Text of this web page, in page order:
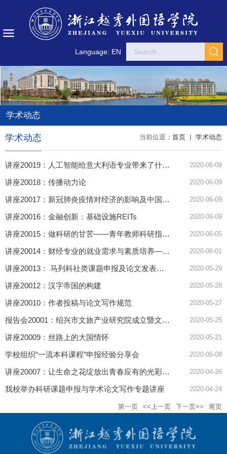
Language: EN
学术动态
当前位置： 首页 学术动态
学术动态
讲座20019：人工智能给意大利语专业带来了什么？ 2020-06-09
讲座20018：传播动力论 2020-06-09
讲座20017：新冠肺炎疫情对经济的影响及中国的应对策略 2020-06-09
讲座20016：金融创新：基础设施REITs 2020-06-09
讲座20015：做科研的甘苦——青年教师科研指导讲座 2020-06-05
讲座20014：财经专业的就业需求与素质培养——以投资学为例 2020-06-01
讲座20013： 马列科社类课题申报及论文发表的得与失 2020-05-29
讲座20012：汉字帝国的构建 2020-05-28
讲座20010：作者投稿与论文写作规范 2020-05-27
报告会20001：绍兴市文旅产业研究院成立暨文旅国际网开通仪式 2020-05-25
讲座20009：丝路上的大国情怀 2020-05-21
学校组织“一流本科课程”申报经验分享会 2020-05-08
讲座20007：让生命之花绽放出青春应有的光彩——谈大学生涯规划与管理 2020-04-26
我校举办科研课题申报与学术论文写作专题讲座 2020-04-24
第一页 <<上一页 下一页>> 尾页